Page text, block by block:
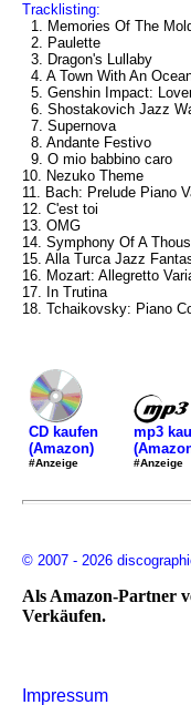
Tracklisting:
1. Memories Of The
2. Paulette
3. Dragon's Lullaby
4. A Town With An
5. Genshin Impact:
6. Shostakovich Jazz
7. Supernova
8. Andante Festivo
9. O mio babbino caro
10. Nezuko Theme
11. Bach: Prelude Piano
12. C'est toi
13. OMG
14. Symphony Of A
15. Alla Turca Jazz
16. Mozart: Allegretto
17. In Trutina
18. Tchaikovsky: Piano
CD kaufen
(Amazon)
#Anzeige
mp3
#Anzeige
© 2007 - 2026
Als Amazon-Partner
Verkäufen.
Impressum